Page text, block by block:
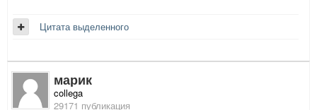
Цитата выделенного
марик
collega
29171 публикация